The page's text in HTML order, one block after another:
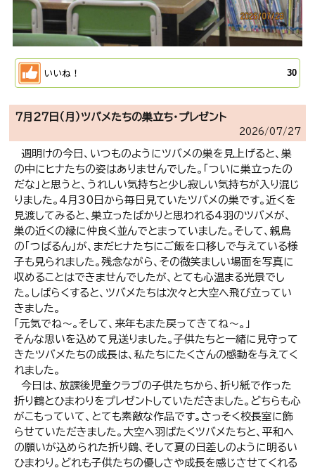
いいね！ 30
７月２７日（月）ツバメたちの巣立ち・プレゼント
2026/07/27
週明けの今日、いつものようにツバメの巣を見上げると、巣
の中にヒナたちの姿はありませんでした。「ついに巣立ったの
だな」と思うと、うれしい気持ちと少し寂しい気持ちが入り混じ
りました。4月30日から毎日見ていたツバメの巣です。近くを
見渡してみると、巣立ったばかりと思われる4羽のツバメが、
巣の近くの縁に仲良く並んでとまっていました。そして、親鳥
の「つばるん」が、まだヒナたちにご飯を口移しで与えている様
子も見られました。残念ながら、その微笑ましい場面を写真に
収めることはできませんでしたが、とても心温まる光景でし
た。しばらくすると、ツバメたちは次々と大空へ飛び立ってい
きました。
「元気でね～。そして、来年もまた戻ってきてね～。」
そんな思いを込めて見送りました。子供たちと一緒に見守って
きたツバメたちの成長は、私たちにたくさんの感動を与えてく
れました。
今日は、放課後児童クラブの子供たちから、折り紙で作った
折り鶴とひまわりをプレゼントしていただきました。どちらも心
がこもっていて、とても素敵な作品です。さっそく校長室に飾
らせていただきました。大空へ羽ばたくツバメたちと、平和へ
の願いが込められた折り鶴、そして夏の日差しのように明るい
ひまわり。どれも子供たちの優しさや成長を感じさせてくれる